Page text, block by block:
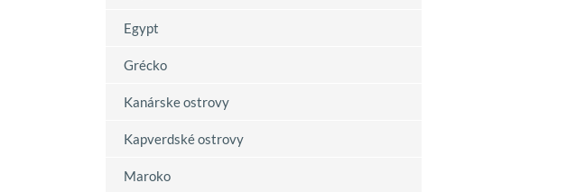
Egypt
Grécko
Kanárske ostrovy
Kapverdské ostrovy
Maroko